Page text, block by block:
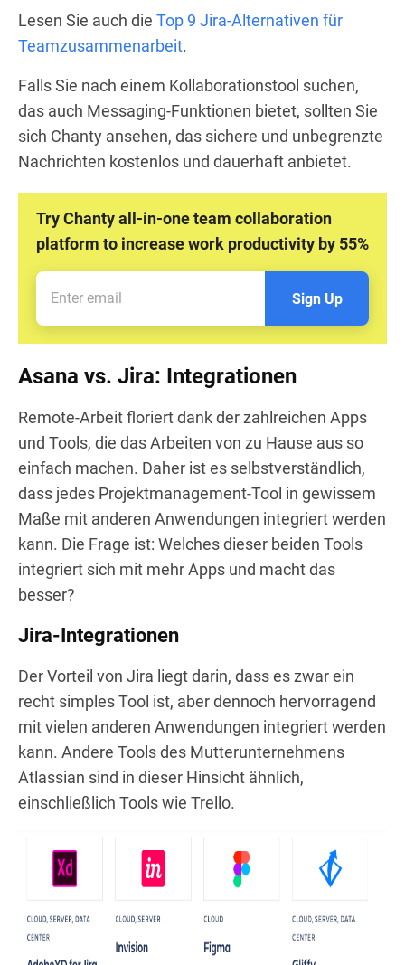
Lesen Sie auch die Top 9 Jira-Alternativen für
Teamzusammenarbeit.
Falls Sie nach einem Kollaborationstool suchen,
das auch Messaging-Funktionen bietet, sollten Sie
sich Chanty ansehen, das sichere und unbegrenzte
Nachrichten kostenlos und dauerhaft anbietet.
Try Chanty all-in-one team collaboration
platform to increase work productivity by 55%
Sign Up
Asana vs. Jira: Integrationen
Remote-Arbeit floriert dank der zahlreichen Apps
und Tools, die das Arbeiten von zu Hause aus so
einfach machen. Daher ist es selbstverständlich,
dass jedes Projektmanagement-Tool in gewissem
Maße mit anderen Anwendungen integriert werden
kann. Die Frage ist: Welches dieser beiden Tools
integriert sich mit mehr Apps und macht das
besser?
Jira-Integrationen
Der Vorteil von Jira liegt darin, dass es zwar ein
recht simples Tool ist, aber dennoch hervorragend
mit vielen anderen Anwendungen integriert werden
kann. Andere Tools des Mutterunternehmens
Atlassian sind in dieser Hinsicht ähnlich,
einschließlich Tools wie Trello.